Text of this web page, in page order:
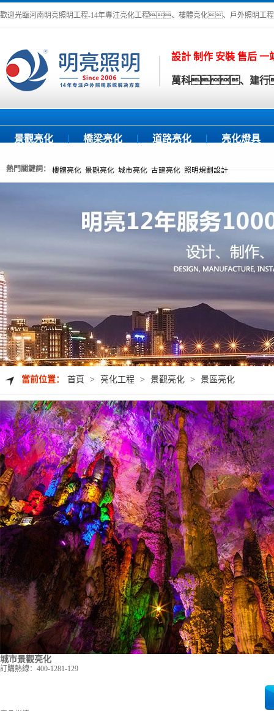
歡迎光臨河南明亮照明工程-14年專注亮化工程、樓體亮化、戶外照明工程
設計 制作 安裝 售后 一
萬科、建行
景觀亮化 橋梁亮化 道路亮化 亮化燈具
熱門關鍵詞：
當前位置： 首頁 > 亮化工程 > 景觀亮化 > 景區亮化
城市景觀亮化
訂購熱線： 400-1281-129